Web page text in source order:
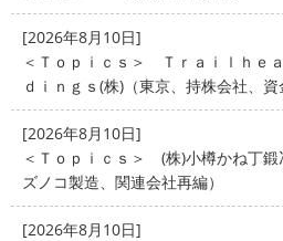
[2026年8月10日]
＜Ｔｏｐｉｃｓ＞ Ｔｒａｉｌｈｅ
ｄｉｎｇｓ(株)（東京、持株会社、資
[2026年8月10日]
＜Ｔｏｐｉｃｓ＞ (株)小樽かね丁鍛
ズノコ製造、関連会社再編）
[2026年8月10日]